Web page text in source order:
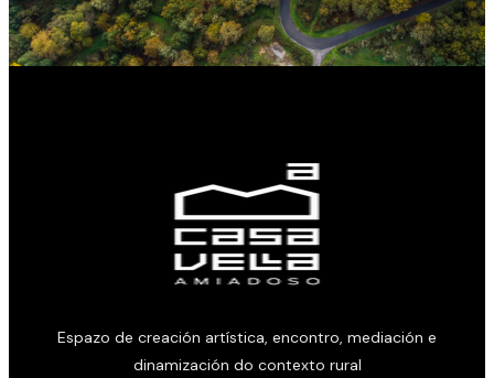
Espazo de creación artística, encontro, mediación e
dinamización do contexto rural